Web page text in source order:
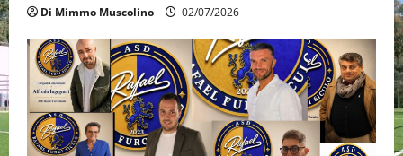
Di Mimmo Muscolino 02/07/2026